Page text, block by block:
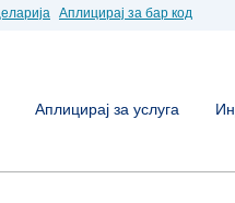
Аплицирај за бар код
Аплицирај за услуга